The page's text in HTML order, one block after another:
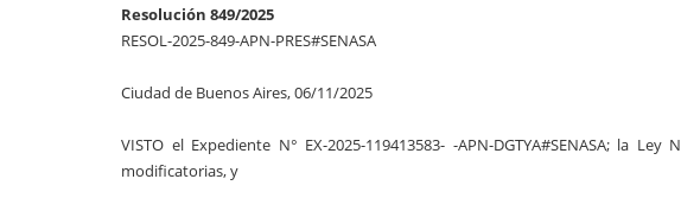
Resolución 849/2025
RESOL-2025-849-APN-PRES#SENASA
Ciudad de Buenos Aires, 06/11/2025
VISTO el Expediente N° EX-2025-119413583- -APN-DGTYA#SENASA; la
modificatorias, y